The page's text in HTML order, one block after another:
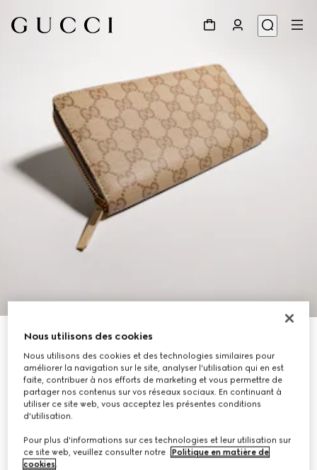
Portefeuille zippé Gucci Essence Classic
€ 650
Déclinaisonstoile GG sable et marron
Nous utilisons des cookies
Nous utilisons des cookies et des technologies similaires pour
améliorer la navigation sur le site, analyser l'utilisation qui en est
faite, contribuer à nos efforts de marketing et vous permettre de
partager nos contenus sur vos réseaux sociaux. En continuant à
utiliser ce site web, vous acceptez les présentes conditions
d'utilisation.
Pour plus d'informations sur ces technologies et leur utilisation sur
ce site web, veuillez consulter notre
Politique en matière de
cookies.